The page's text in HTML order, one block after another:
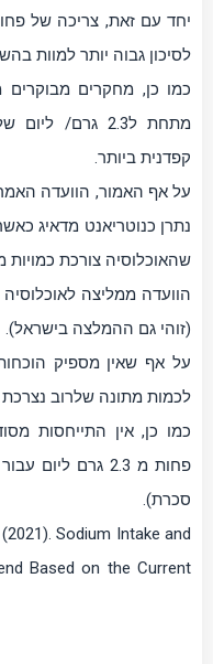
לסיכון גבוה יותר למוות בהשוואה
כמו כן, מחקרים
מתחת ל2.3 גרם/
קפדנית ביותר.
על אף האמור, הוועדה
נתרן כנוטריאנט מדאיג
שהאוכלוסיה צורכת כמויות
(זוהי גם ההמלצה בישראל).
על אף שאין מספיק
לכמות מתונה שלרוב נצרכת ( 3-5 גרם
כמו כן, אין התייחסות
פחות מ 2.3 גרם
סכרת).
Sodium Intake and
Based on the Current